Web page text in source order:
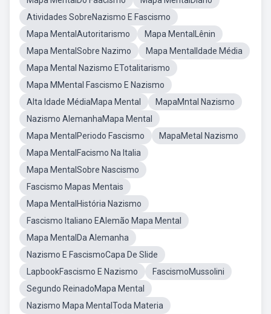
Atividades SobreNazismo E Fascismo
Mapa MentalAutoritarismo
Mapa MentalLênin
Mapa MentalSobre Nazimo
Mapa MentalIdade Média
Mapa Mental Nazismo ETotalitarismo
Mapa MMental Fascismo E Nazismo
Alta Idade MédiaMapa Mental
MapaMntal Nazismo
Nazismo AlemanhaMapa Mental
Mapa MentalPeriodo Fascismo
MapaMetal Nazismo
Mapa MentalFacismo Na Italia
Mapa MentalSobre Nascismo
Fascismo Mapas Mentais
Mapa MentalHistória Nazismo
Fascismo Italiano EAlemão Mapa Mental
Mapa MentalDa Alemanha
Nazismo E FascismoCapa De Slide
LapbookFascismo E Nazismo
FascismoMussolini
Segundo ReinadoMapa Mental
Nazismo Mapa MentalToda Materia